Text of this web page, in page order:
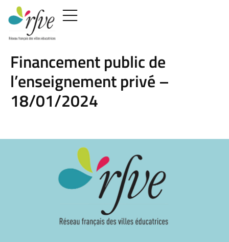
Financement public de
l’enseignement privé –
18/01/2024